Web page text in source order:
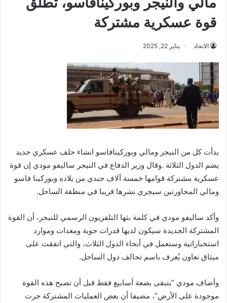
قوة عسكرية مشتركة
الاتحاد يناير 22, 2025
بدأت كل من النيجر ومالي وبوركينافاسو انشاء حلف عسكري جديد
يضم الدول الثلاثة .وقال وزير الدفاع في النيجر ساليفو مودي إن قوة
عسكرية مشتركة قوامها خمسة آلاف جندي من بلاده وبوركينا فاسو
ومالي المجاورتين سيجري نشرها قريبا في منطقة الساحل.
وأكد ساليفو مودي في كلمة بثها التلفزيون الرسمي للنيجر، أن القوة
المشتركة الجديدة سيكون لديها قدرات جوية ومعدات وموارد
استخباراتية وستعمل في أنحاء الدول الثلاث، والتي اتفقت على
ميثاق تعاون يُعرف باسم تحالف دول الساحل.
وأضاف مودي “يتبقى بضعة أسابيع فقط قبل أن تصبح هذه القوة
موجودة على الأرض”، مضيفا أن بعض العمليات المشتركة جرت